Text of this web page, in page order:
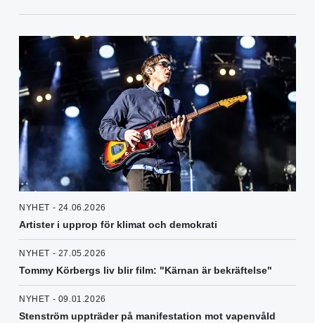
NYHET - 24.06.2026
Artister i upprop för klimat och demokrati
NYHET - 27.05.2026
Tommy Körbergs liv blir film: "Kärnan är bekräftelse"
NYHET - 09.01.2026
Stenström uppträder på manifestation mot vapenvåld